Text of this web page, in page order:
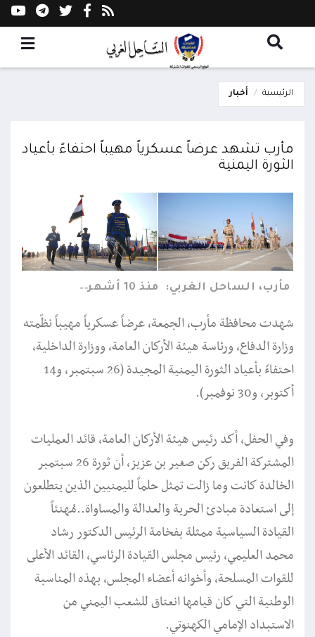
الرئيسية أخبار
مأرب تشهد عرضاً عسكرياً مهيباً احتفاءً بأعياد
الثورة اليمنية
مأرب، الساحل الغربي: منذ 10 أشهر
شهدت محافظة مأرب، الجمعة، عرضاً عسكرياً مهيباً نظّمته
وزارة الدفاع، ورئاسة هيئة الأركان العامة، ووزارة الداخلية،
احتفاءً بأعياد الثورة اليمنية المجيدة (26 سبتمبر، و14
أكتوبر، و30 نوفمبر).
وفي الحفل، أكد رئيس هيئة الأركان العامة، قائد العمليات
المشتركة الفريق ركن صغير بن عزيز، أن ثورة 26 سبتمبر
الخالدة كانت وما زالت تمثل حلماً لليمنيين الذين يتطلعون
إلى استعادة مبادئ الحرية والعدالة والمساواة..مُهنئاً
القيادة السياسية ممثلة بفخامة الرئيس الدكتور رشاد
محمد العليمي، رئيس مجلس القيادة الرئاسي، القائد الأعلى
للقوات المسلحة، وأخوانه أعضاء المجلس، بهذه المناسبة
الوطنية التي كان قيامها انعتاق للشعب اليمني من
الاستبداد الإمامي الكهنوتي.